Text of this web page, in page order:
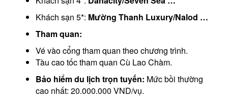
Khách sạn 5*: Mường Thanh Luxury/Nalod …
Tham quan:
Vé vào cổng tham quan theo chương trình.
Tàu cao tốc tham quan Cù Lao Chàm.
Bảo hiểm du lịch trọn tuyến: Mức bồi thường
cao nhất: 20.000.000 VND/vụ.